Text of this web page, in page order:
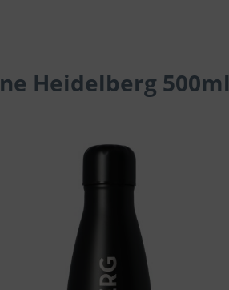
Heidelberg 500ml